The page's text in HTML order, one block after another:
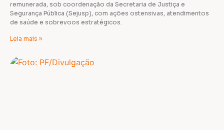
remunerada, sob coordenação da Secretaria de Justiça e
Segurança Pública (Sejusp), com ações ostensivas, atendimentos
de saúde e sobrevoos estratégicos.
Leia mais »